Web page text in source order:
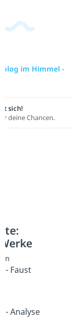
im Himmel -
sich!
deine Chancen.
- Faust
- Analyse